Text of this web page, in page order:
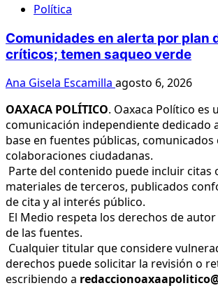
Política
Comunidades en alerta por plan
críticos; temen saqueo verde
Ana Gisela Escamilla agosto 6, 2026
OAXACA POLÍTICO. Oaxaca Político es
comunicación independiente dedicado
base en fuentes públicas, comunicados
colaboraciones ciudadanas.
Parte del contenido puede incluir citas
materiales de terceros, publicados
de cita y al interés público.
El Medio respeta los derechos de
de las fuentes.
Cualquier titular que considere
derechos puede solicitar la revisión o
escribiendo a